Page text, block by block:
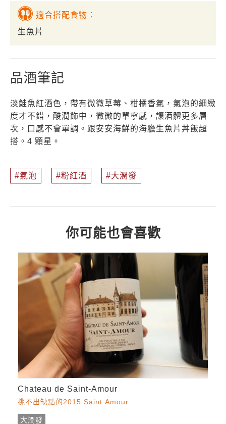
適合搭配食物：
生魚片
品酒筆記
淡鮭魚紅酒色，帶有微微草莓、柑橘香氣，氣泡的細緻
度才不錯，酸潤飾中，微微的單寧感，讓酒體更多層
次，口感不會單調。跟安安海鮮的海膽生魚片丼飯超
搭。4 顆星。
氣泡 粉紅酒 大潤發
你可能也會喜歡
Chateau de Saint-Amour
挑不出缺點的2015 Saint Amour
大潤發